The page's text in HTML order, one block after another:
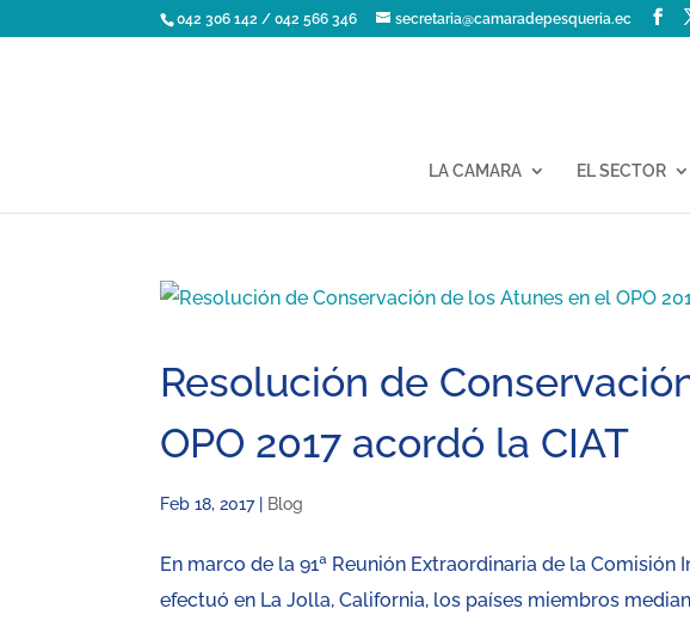
042 306 142 / 042 566 346 secretaria@camaradepesqueria.ec
LA CAMARA EL SECTOR
Resolución de
OPO 2017 acordó la CIAT
Feb 18, 2017| Blog
En marco de la 91ª Reunión Extraordinaria de la
efectuó en La Jolla, California, los países miembros